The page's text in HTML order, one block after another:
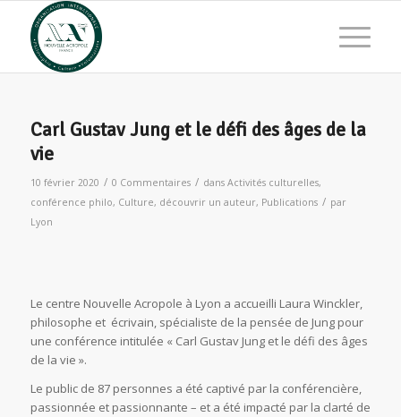
Carl Gustav Jung et le défi des âges de la
vie
10 février 2020 / 0 Commentaires / dans Activités culturelles,
conférence philo, Culture, découvrir un auteur, Publications / par
Lyon
Le centre Nouvelle Acropole à Lyon a accueilli Laura Winckler,
philosophe et écrivain, spécialiste de la pensée de Jung pour
une conférence intitulée « Carl Gustav Jung et le défi des âges
de la vie ».
Le public de 87 personnes a été captivé par la conférencière,
passionnée et passionnante – et a été impacté par la clarté de